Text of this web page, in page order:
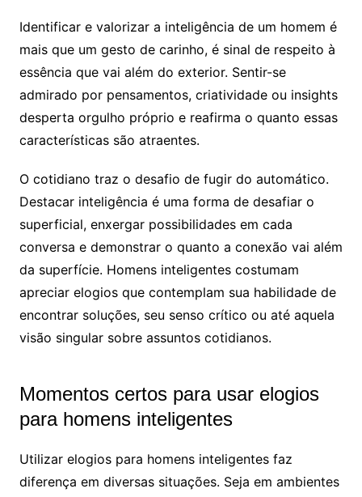
Identificar e valorizar a inteligência de um homem é
mais que um gesto de carinho, é sinal de respeito à
essência que vai além do exterior. Sentir-se
admirado por pensamentos, criatividade ou insights
desperta orgulho próprio e reafirma o quanto essas
características são atraentes.
O cotidiano traz o desafio de fugir do automático.
Destacar inteligência é uma forma de desafiar o
superficial, enxergar possibilidades em cada
conversa e demonstrar o quanto a conexão vai além
da superfície. Homens inteligentes costumam
apreciar elogios que contemplam sua habilidade de
encontrar soluções, seu senso crítico ou até aquela
visão singular sobre assuntos cotidianos.
Momentos certos para usar elogios
para homens inteligentes
Utilizar elogios para homens inteligentes faz
diferença em diversas situações. Seja em ambientes